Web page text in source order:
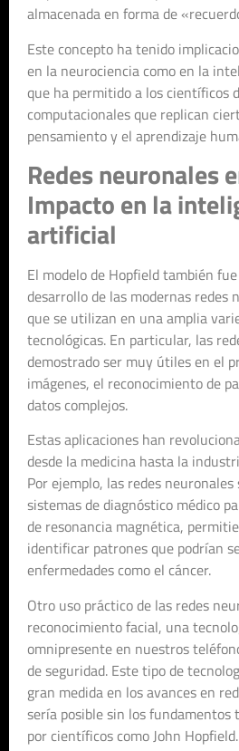
almacenada en forma de
Este concepto ha tenido
en la neurociencia como en la
que ha permitido a los científicos
computacionales que replican
pensamiento y el aprendizaje
Redes neuronales
Impacto en la
artificial
El modelo de Hopfield también
desarrollo de las modernas redes
que se utilizan en una amplia
tecnológicas. En particular, las
demostrado ser muy útiles en el
imágenes, el reconocimiento de
datos complejos.
Estas aplicaciones han
desde la medicina hasta la
Por ejemplo, las redes
sistemas de diagnóstico médico
de resonancia magnética,
identificar patrones que podrían
enfermedades como el cáncer.
Otro uso práctico de las redes
reconocimiento facial, una
omnipresente en nuestros
de seguridad. Este tipo de
gran medida en los avances en
sería posible sin los fundamentos
por científicos como John Hopfield.